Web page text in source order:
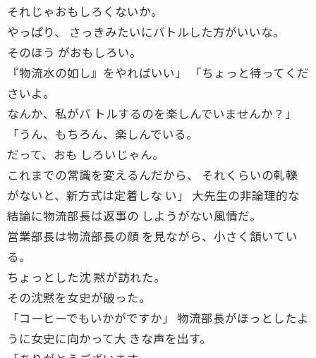
それじゃおもしろくないか。
やっぱり、 さっきみたいにバトルした方がいいな。
そのほう がおもしろい。
『物流水の如し』をやればいい」 「ちょっと待ってくだ
さいよ。
なんか、私がバ トルするのを楽しんでいませんか？」
「うん、もちろん、楽しんでいる。
だって、おも しろいじゃん。
これまでの常識を変えるんだから、 それくらいの軋轢
がないと、新方式は定着しな い」 大先生の非論理的な
結論に物流部長は返事の しようがない風情だ。
営業部長は物流部長の顔 を見ながら、小さく頷いてい
る。
ちょっとした沈 黙が訪れた。
その沈黙を女史が破った。
「コーヒーでもいかがですか」 物流部長がほっとしたよ
うに女史に向かって大 きな声を出す。